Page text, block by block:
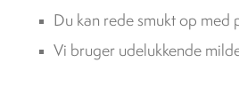
Du kan rede smukt op
Vi bruger udelukkende